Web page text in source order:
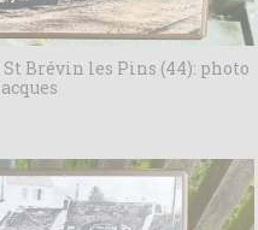
Brévin les Pins (44): photo